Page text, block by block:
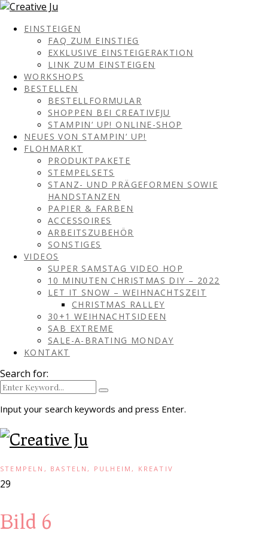
EINSTEIGEN
FAQ ZUM EINSTIEG
EXKLUSIVE EINSTEIGERAKTION
LINK ZUM EINSTEIGEN
WORKSHOPS
BESTELLEN
BESTELLFORMULAR
SHOPPEN BEI CREATIVEJU
STAMPIN‘ UP! ONLINE-SHOP
NEUES VON STAMPIN‘ UP!
FLOHMARKT
PRODUKTPAKETE
STEMPELSETS
STANZ- UND PRÄGEFORMEN SOWIE
HANDSTANZEN
PAPIER & FARBEN
ACCESSOIRES
ARBEITSZUBEHÖR
SONSTIGES
VIDEOS
SUPER SAMSTAG VIDEO HOP
10 MINUTEN CHRISTMAS DIY – 2022
LET IT SNOW – WEIHNACHTSZEIT
CHRISTMAS RALLEY
30+1 WEIHNACHTSIDEEN
SAB EXTREME
SALE-A-BRATING MONDAY
KONTAKT
Search for:
Input your search keywords and press Enter.
STEMPELN, BASTELN, PULHEIM, KREATIV
29
Bild 6